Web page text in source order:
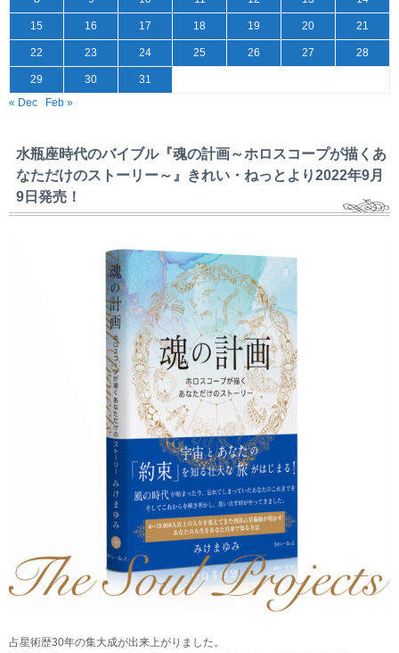
15 16 17 18 19 20 21
22 23 24 25 26 27 28
29 30
31
« Dec
Feb »
水瓶座時代のバイブル『魂の計画～ホロスコープが描くあ
なただけのストーリー～』きれい・ねっとより2022年9月
9日発売！
占星術歴30年の集大成が出来上がりました。